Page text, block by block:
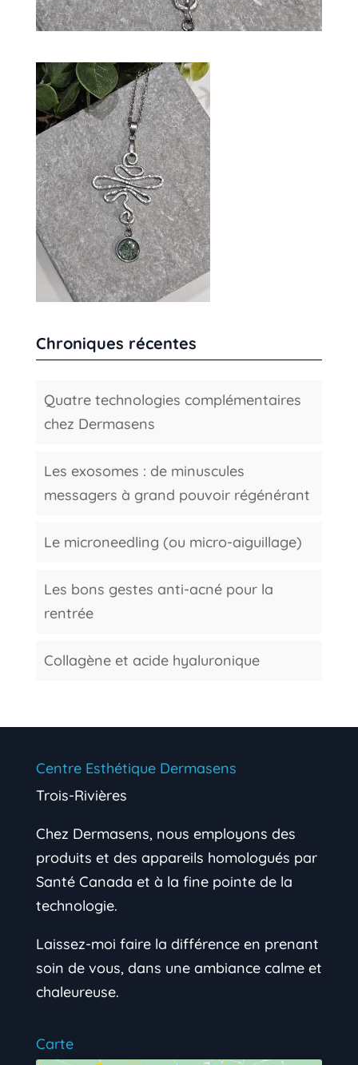
Chroniques récentes
Quatre technologies complémentaires
chez Dermasens
Les exosomes : de minuscules
messagers à grand pouvoir régénérant
Le microneedling (ou micro-aiguillage)
Les bons gestes anti-acné pour la
rentrée
Collagène et acide hyaluronique
Centre Esthétique Dermasens
Trois-Rivières
Chez Dermasens, nous employons des
produits et des appareils homologués par
Santé Canada et à la fine pointe de la
technologie.
Laissez-moi faire la différence en prenant
soin de vous, dans une ambiance calme et
chaleureuse.
Carte